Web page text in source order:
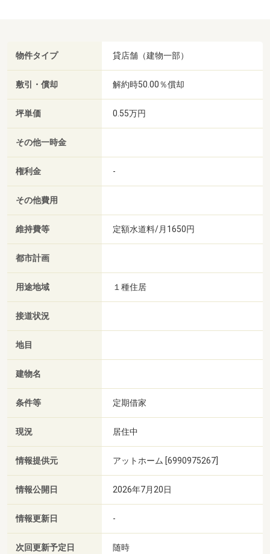
物件タイプ 貸店舗（建物一部）
敷引・償却 解約時50.00％償却
坪単価 0.55万円
その他一時金
権利金 -
その他費用
維持費等 定額水道料/月1650円
都市計画
用途地域 １種住居
接道状況
地目
建物名
条件等 定期借家
現況 居住中
情報提供元 アットホーム [6990975267]
情報公開日 2026年7月20日
情報更新日 -
次回更新予定日 随時